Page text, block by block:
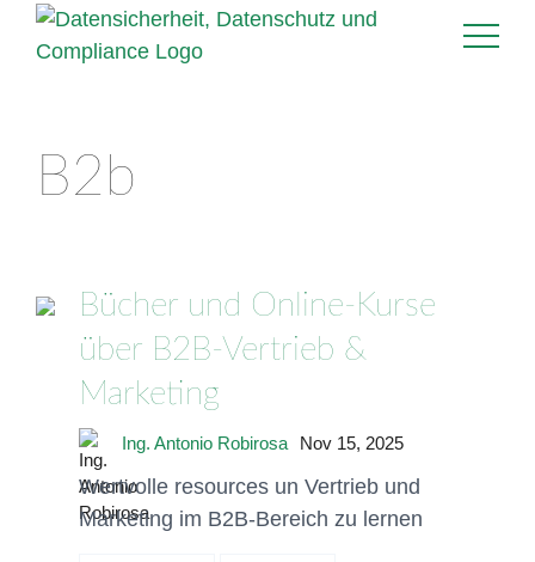
B2b
Bücher und Online-Kurse
über B2B-Vertrieb &
Marketing
Ing. Antonio Robirosa Nov 15, 2025
Wertvolle resources un Vertrieb und
Marketing im B2B-Bereich zu lernen